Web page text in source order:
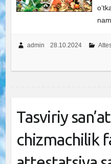
admin 28.10.2024
Tasviriy
chizmachilik